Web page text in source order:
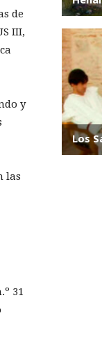
de
III,
y
las
31